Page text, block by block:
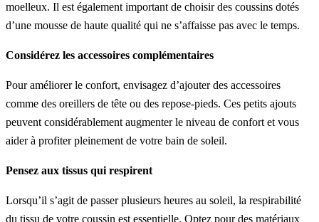
moelleux. Il est également important de choisir des coussins dotés
d’une mousse de haute qualité qui ne s’affaisse pas avec le temps.
Considérez les accessoires complémentaires
Pour améliorer le confort, envisagez d’ajouter des accessoires
comme des oreillers de tête ou des repose-pieds. Ces petits ajouts
peuvent considérablement augmenter le niveau de confort et vous
aider à profiter pleinement de votre bain de soleil.
Pensez aux tissus qui respirent
Lorsqu’il s’agit de passer plusieurs heures au soleil, la respirabilité
du tissu de votre coussin est essentielle. Optez pour des matériaux